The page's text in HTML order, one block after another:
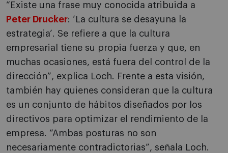
“Existe una frase muy conocida atribuida a
Peter Drucker: ‘La cultura se desayuna la
estrategia’. Se refiere a que la cultura
empresarial tiene su propia fuerza y que, en
muchas ocasiones, está fuera del control de la
dirección”, explica Loch. Frente a esta visión,
también hay quienes consideran que la cultura
es un conjunto de hábitos diseñados por los
directivos para optimizar el rendimiento de la
empresa. “Ambas posturas no son
necesariamente contradictorias”, señala Loch.